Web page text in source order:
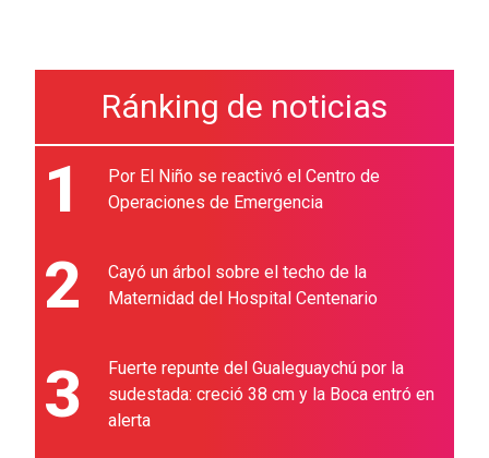
Ránking de noticias
1
Por El Niño se reactivó el Centro de
Operaciones de Emergencia
2
Cayó un árbol sobre el techo de la
Maternidad del Hospital Centenario
3
Fuerte repunte del Gualeguaychú por la
sudestada: creció 38 cm y la Boca entró en
alerta